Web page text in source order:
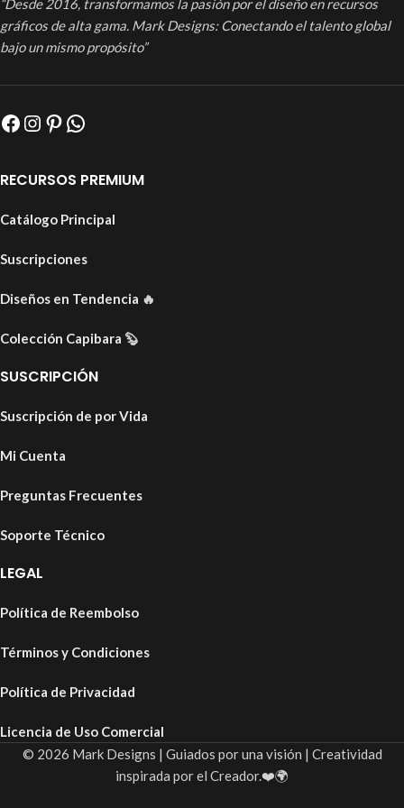
“Desde 2016, transformamos la pasión por el diseño en recursos
gráficos de alta gama. Mark Designs: Conectando el talento global
bajo un mismo propósito”
RECURSOS PREMIUM
Catálogo Principal
Suscripciones
Diseños en Tendencia 🔥
Colección Capibara 🦫
SUSCRIPCIÓN
Suscripción de por Vida
Mi Cuenta
Preguntas Frecuentes
Soporte Técnico
LEGAL
Política de Reembolso
Términos y Condiciones
Política de Privacidad
Licencia de Uso Comercial
© 2026 Mark Designs | Guiados por una visión | Creatividad
inspirada por el Creador.❤️🌍